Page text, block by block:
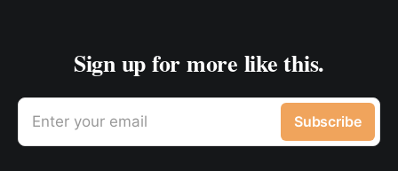
Sign up for more like this.
Enter your email Subscribe